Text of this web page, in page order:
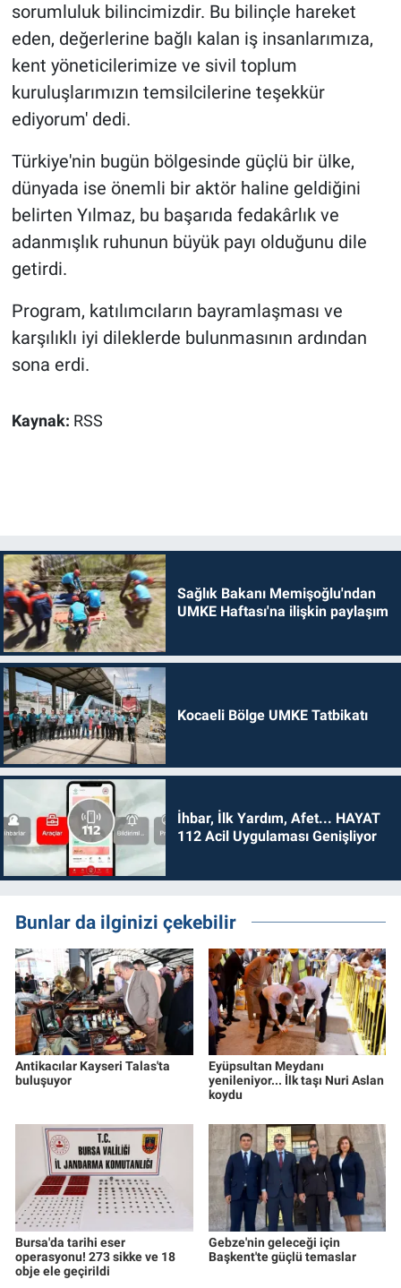
sorumluluk bilincimizdir. Bu bilinçle hareket
eden, değerlerine bağlı kalan iş insanlarımıza,
kent yöneticilerimize ve sivil toplum
kuruluşlarımızın temsilcilerine teşekkür
ediyorum' dedi.
Türkiye'nin bugün bölgesinde güçlü bir ülke,
dünyada ise önemli bir aktör haline geldiğini
belirten Yılmaz, bu başarıda fedakârlık ve
adanmışlık ruhunun büyük payı olduğunu dile
getirdi.
Program, katılımcıların bayramlaşması ve
karşılıklı iyi dileklerde bulunmasının ardından
sona erdi.
Kaynak: RSS
Sağlık Bakanı Memişoğlu'ndan
UMKE Haftası'na ilişkin paylaşım
Kocaeli Bölge UMKE Tatbikatı
İhbar, İlk Yardım, Afet... HAYAT
112 Acil Uygulaması Genişliyor
Bunlar da ilginizi çekebilir
Antikacılar Kayseri Talas'ta
buluşuyor
Eyüpsultan Meydanı
yenileniyor... İlk taşı Nuri Aslan
koydu
Bursa'da tarihi eser
operasyonu! 273 sikke ve 18
obje ele geçirildi
Gebze'nin geleceği için
Başkent'te güçlü temaslar